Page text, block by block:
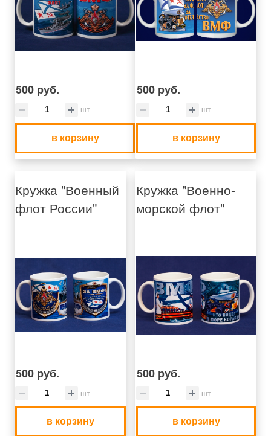
500 руб.
шт
в корзину
500 руб.
шт
в корзину
Кружка "Военный
флот России"
500 руб.
шт
в корзину
Кружка "Военно-
морской флот"
500 руб.
шт
в корзину